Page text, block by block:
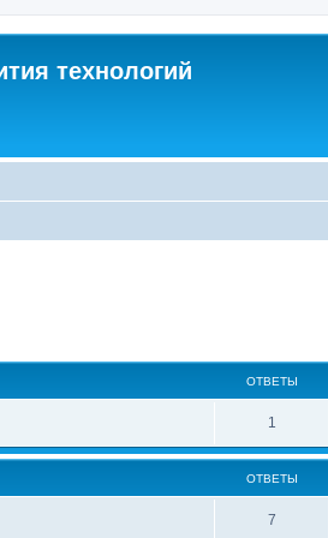
технологий
ОТВЕТЫ
1
т
в
е
ОТВЕТЫ
7О